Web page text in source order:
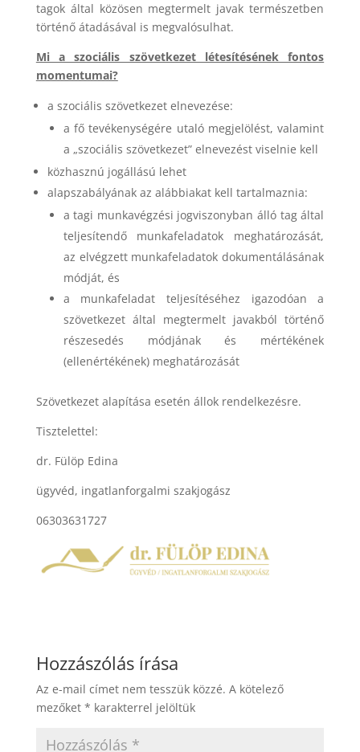
tagok által közösen megtermelt javak természetben
történő átadásával is megvalósulhat.
Mi a szociális szövetkezet létesítésének fontos
momentumai?
a szociális szövetkezet elnevezése:
a fő tevékenységére utaló megjelölést, valamint
a „szociális szövetkezet” elnevezést viselnie kell
közhasznú jogállású lehet
alapszabályának az alábbiakat kell tartalmaznia:
a tagi munkavégzési jogviszonyban álló tag által
teljesítendő munkafeladatok meghatározását,
az elvégzett munkafeladatok dokumentálásának
módját, és
a munkafeladat teljesítéséhez igazodóan a
szövetkezet által megtermelt javakból történő
részesedés módjának és mértékének
(ellenértékének) meghatározását
Szövetkezet alapítása esetén állok rendelkezésre.
Tisztelettel:
dr. Fülöp Edina
ügyvéd, ingatlanforgalmi szakjogász
06303631727
Hozzászólás írása
Az e-mail címet nem tesszük közzé. A kötelező
mezőket * karakterrel jelöltük